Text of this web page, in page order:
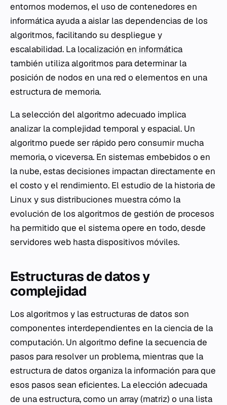
entornos modernos, el uso de contenedores en
informática ayuda a aislar las dependencias de los
algoritmos, facilitando su despliegue y
escalabilidad. La localización en informática
también utiliza algoritmos para determinar la
posición de nodos en una red o elementos en una
estructura de memoria.
La selección del algoritmo adecuado implica
analizar la complejidad temporal y espacial. Un
algoritmo puede ser rápido pero consumir mucha
memoria, o viceversa. En sistemas embebidos o en
la nube, estas decisiones impactan directamente en
el costo y el rendimiento. El estudio de la historia de
Linux y sus distribuciones muestra cómo la
evolución de los algoritmos de gestión de procesos
ha permitido que el sistema opere en todo, desde
servidores web hasta dispositivos móviles.
Estructuras de datos y
complejidad
Los algoritmos y las estructuras de datos son
componentes interdependientes en la ciencia de la
computación. Un algoritmo define la secuencia de
pasos para resolver un problema, mientras que la
estructura de datos organiza la información para que
esos pasos sean eficientes. La elección adecuada
de una estructura, como un array(matriz) o una lista